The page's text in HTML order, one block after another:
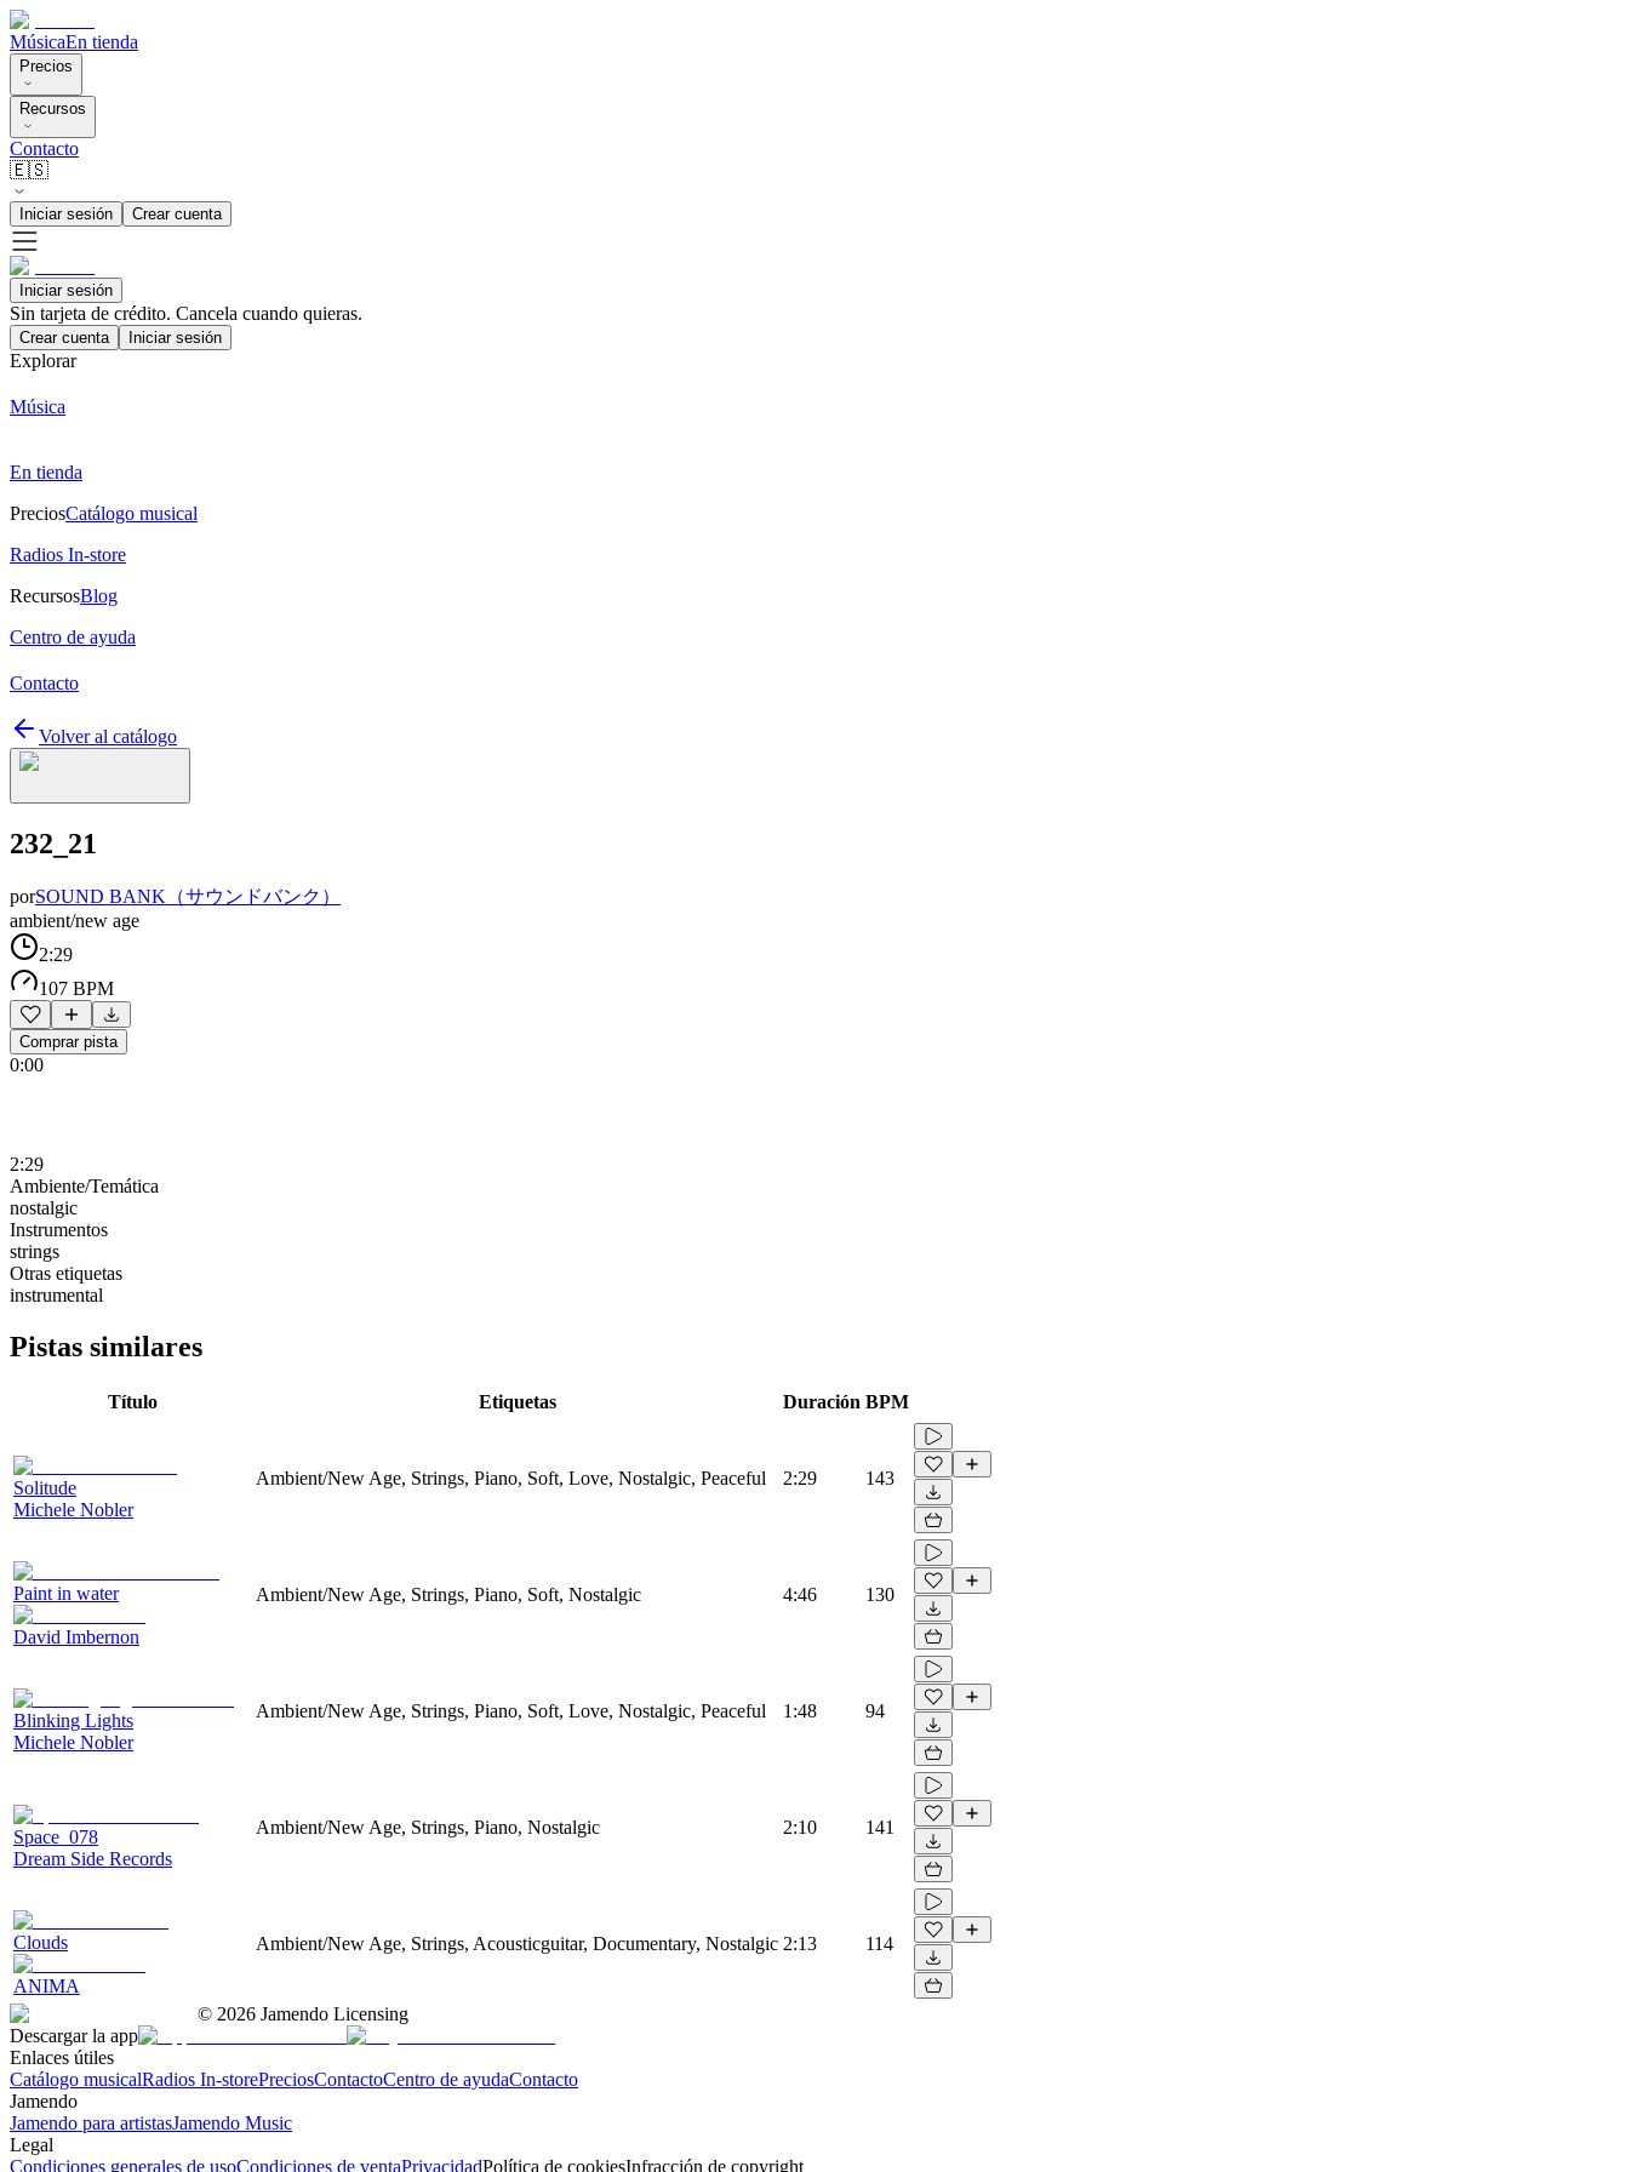
MúsicaEn tienda
Precios
Recursos
Contacto
🇪🇸
Iniciar sesión Crear cuenta
Iniciar sesión
Sin tarjeta de crédito. Cancela cuando quieras.
Crear cuenta Iniciar sesión
Explorar
Música
En tienda
PreciosCatálogo musical
Radios In-store
RecursosBlog
Centro de ayuda
Contacto
Volver al catálogo
232_21
porSOUND BANK（サウンドバンク）
ambient/new age
2:29
107 BPM
Comprar pista
0:00
2:29
Ambiente/Temática
nostalgic
Instrumentos
strings
Otras etiquetas
instrumental
Pistas similares
Título Etiquetas Duración BPM
Solitude
Michele Nobler
Ambient/New Age, Strings, Piano, Soft, Love, Nostalgic, Peaceful 2:29 143
Paint in water
David Imbernon
Ambient/New Age, Strings, Piano, Soft, Nostalgic 4:46 130
Blinking Lights
Michele Nobler
Ambient/New Age, Strings, Piano, Soft, Love, Nostalgic, Peaceful 1:48 94
Space_078
Dream Side Records
Ambient/New Age, Strings, Piano, Nostalgic 2:10 141
Clouds
ANIMA
Ambient/New Age, Strings, Acousticguitar, Documentary, Nostalgic 2:13 114
© 2026 Jamendo Licensing
Descargar la app
Enlaces útiles
Catálogo musicalRadios In-storePreciosContactoCentro de ayudaContacto
Jamendo
Jamendo para artistasJamendo Music
Legal
Condiciones generales de usoCondiciones de ventaPrivacidadPolítica de cookiesInfracción de copyright